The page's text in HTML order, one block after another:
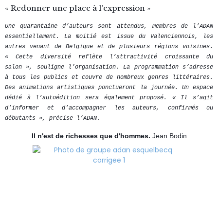
« Redonner une place à l’expression »
Une quarantaine d’auteurs sont attendus, membres de l’ADAN
essentiellement. La moitié est issue du Valenciennois, les
autres venant de Belgique et de plusieurs régions voisines.
« Cette diversité reflète l’attractivité croissante du
salon », souligne l’organisation.La programmation s’adresse
à tous les publics et couvre de nombreux genres littéraires.
Des animations artistiques ponctueront la journée. Un espace
dédié à l’autoédition sera également proposé. « Il s’agit
d’informer et d’accompagner les auteurs, confirmés ou
débutants », précise l’ADAN.
Il n'est de richesses que d'hommes. Jean Bodin